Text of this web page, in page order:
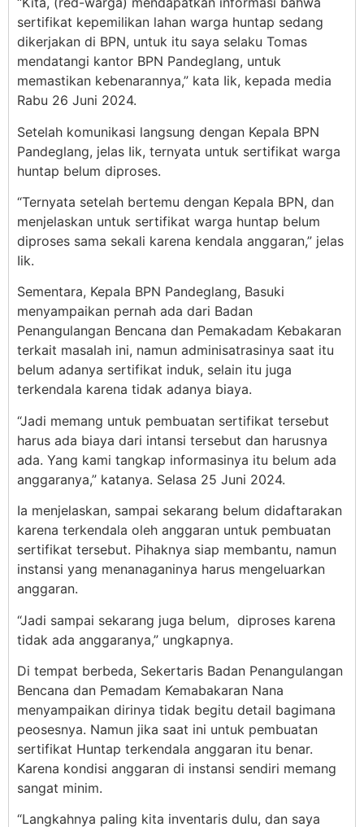
sertifikat kepemilikan lahan warga huntap sedang
dikerjakan di BPN, untuk itu saya selaku Tomas
mendatangi kantor BPN Pandeglang, untuk
memastikan kebenarannya,” kata Iik, kepada media
Rabu 26 Juni 2024.
Setelah komunikasi langsung dengan Kepala BPN
Pandeglang, jelas Iik, ternyata untuk sertifikat warga
huntap belum diproses.
“Ternyata setelah bertemu dengan Kepala BPN, dan
menjelaskan untuk sertifikat warga huntap belum
diproses sama sekali karena kendala anggaran,” jelas
Iik.
Sementara, Kepala BPN Pandeglang, Basuki
menyampaikan pernah ada dari Badan
Penangulangan Bencana dan Pemakadam Kebakaran
terkait masalah ini, namun adminisatrasinya saat itu
belum adanya sertifikat induk, selain itu juga
terkendala karena tidak adanya biaya.
“Jadi memang untuk pembuatan sertifikat tersebut
harus ada biaya dari intansi tersebut dan harusnya
ada. Yang kami tangkap informasinya itu belum ada
anggaranya,” katanya. Selasa 25 Juni 2024.
Ia menjelaskan, sampai sekarang belum didaftarakan
karena terkendala oleh anggaran untuk pembuatan
sertifikat tersebut. Pihaknya siap membantu, namun
instansi yang menanaganinya harus mengeluarkan
anggaran.
“Jadi sampai sekarang juga belum, diproses karena
tidak ada anggaranya,” ungkapnya.
Di tempat berbeda, Sekertaris Badan Penangulangan
Bencana dan Pemadam Kemabakaran Nana
menyampaikan dirinya tidak begitu detail bagimana
peosesnya. Namun jika saat ini untuk pembuatan
sertifikat Huntap terkendala anggaran itu benar.
Karena kondisi anggaran di instansi sendiri memang
sangat minim.
“Langkahnya paling kita inventaris dulu, dan saya